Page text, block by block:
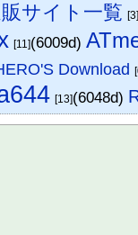
サイト一覧
[11](6009d)
Download
[13](6048d)